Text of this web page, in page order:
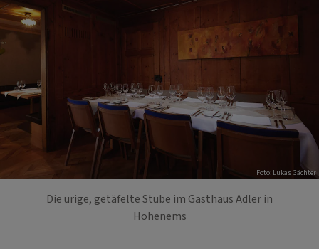
Foto: Lukas Gächter
Die urige, getäfelte Stube im Gasthaus Adler in
Hohenems